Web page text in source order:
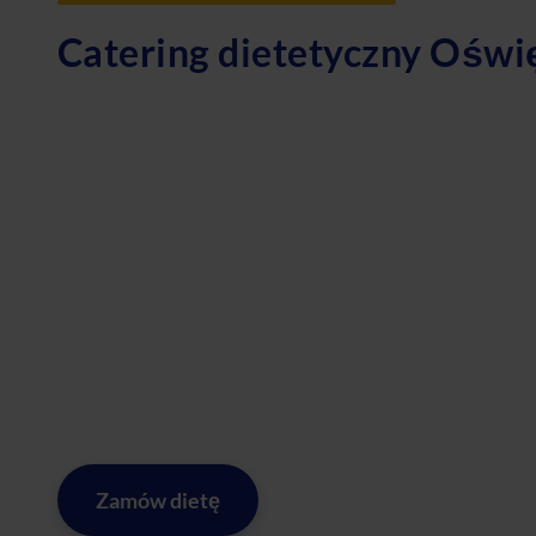
Catering dietetyczny
Zamów dietę